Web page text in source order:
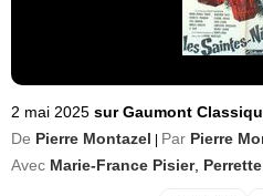
2 mai 2025 sur Gaumont
De Pierre Montazel Par Pierre
Avec Marie-France Pisier,